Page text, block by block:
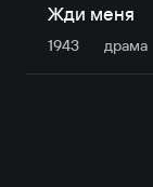
Жди меня
1943 драма